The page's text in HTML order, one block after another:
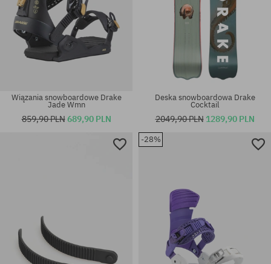
Wiązania snowboardowe Drake
Jade Wmn
859,90 PLN689,90 PLN
Deska snowboardowa Drake
Cocktail
2049,90 PLN 1289,90 PLN
-28%